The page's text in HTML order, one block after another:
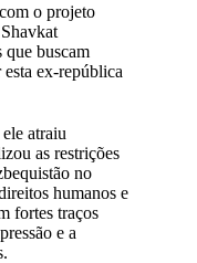
o projeto
buscam
ex-república
atraiu
as restrições
no
humanos e
fortes traços
e a